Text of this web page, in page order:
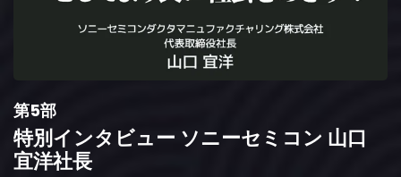
第5部
特別インタビュー ソニーセミコン 山口
宜洋社長